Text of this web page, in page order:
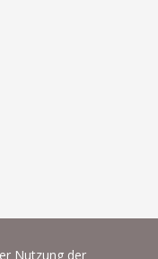
Nutzung der